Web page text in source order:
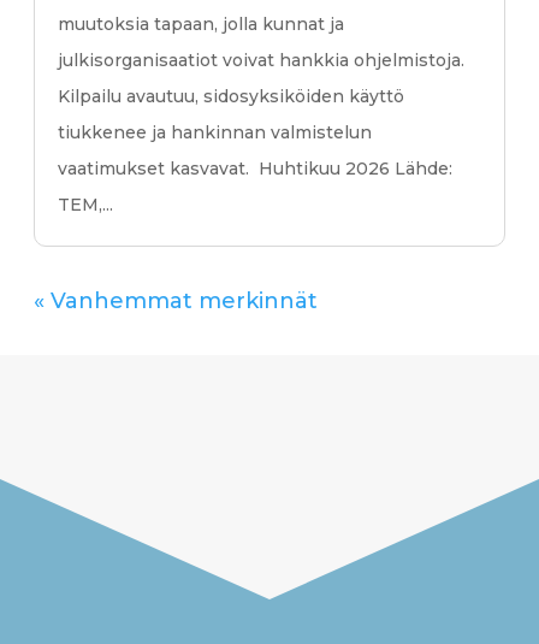
muutoksia tapaan, jolla kunnat ja
julkisorganisaatiot voivat hankkia ohjelmistoja.
Kilpailu avautuu, sidosyksiköiden käyttö
tiukkenee ja hankinnan valmistelun
vaatimukset kasvavat. Huhtikuu 2026 Lähde:
TEM,...
« Vanhemmat merkinnät